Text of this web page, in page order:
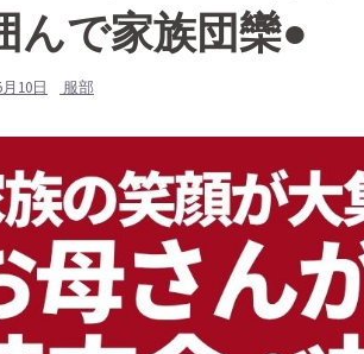
んで家族団欒●
10日 服部